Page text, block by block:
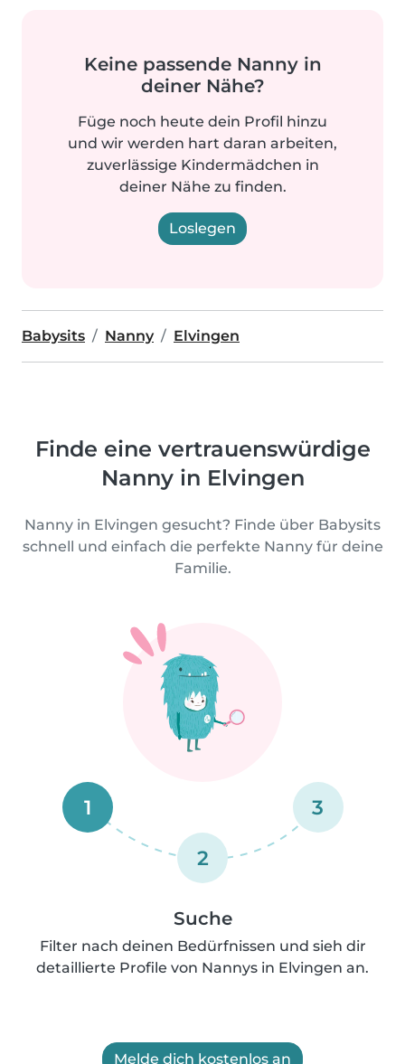
Keine passende Nanny in
deiner Nähe?
Füge noch heute dein Profil hinzu
und wir werden hart daran arbeiten,
zuverlässige Kindermädchen in
deiner Nähe zu finden.
Loslegen
Babysits Nanny Elvingen
Finde eine vertrauenswürdige
Nanny in Elvingen
Nanny in Elvingen gesucht? Finde über Babysits
schnell und einfach die perfekte Nanny für deine
Familie.
1
2
3
Suche
Filter nach deinen Bedürfnissen und sieh dir
detaillierte Profile von Nannys in Elvingen an.
Melde dich kostenlos an